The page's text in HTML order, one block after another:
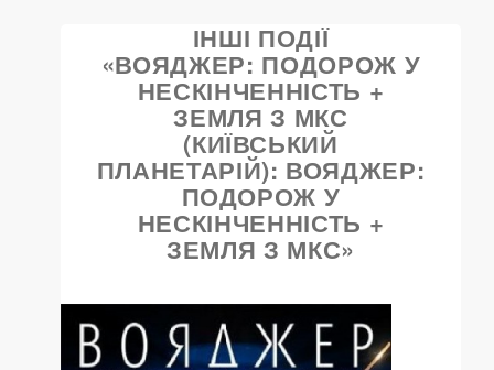
ІНШІ ПОДІЇ
«ВОЯДЖЕР: ПОДОРОЖ У
НЕСКІНЧЕННІСТЬ +
ЗЕМЛЯ З МКС
(КИЇВСЬКИЙ
ПЛАНЕТАРІЙ): ВОЯДЖЕР:
ПОДОРОЖ У
НЕСКІНЧЕННІСТЬ +
ЗЕМЛЯ З МКС»